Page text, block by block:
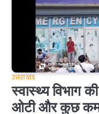
उत्तराखंड
स्वास्थ्य विभाग
ओटी और कुछ